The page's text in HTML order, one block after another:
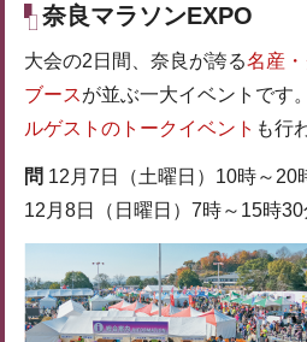
奈良マラソンEXPO
大会の2日間、奈良が誇る名産
ブースが並ぶ一大イベントです
ルゲストのトークイベント も行
問 12月7日（土曜日）10時～20
12月8日（日曜日）7時～15時